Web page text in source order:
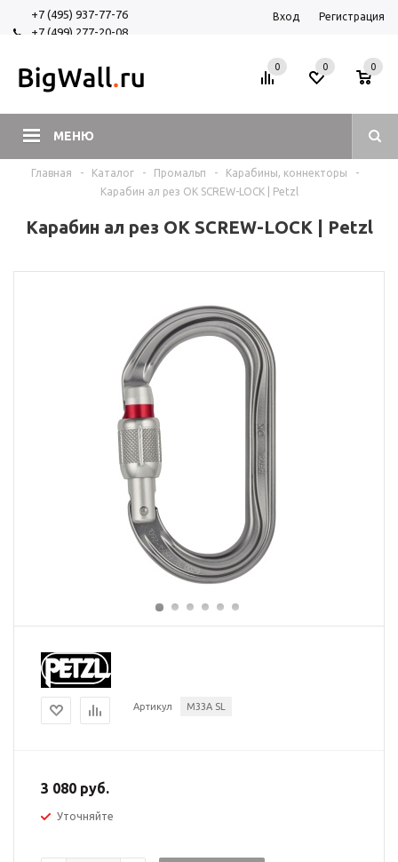
+7 (495) 937-77-76
+7 (499) 277-20-08
Вход Регистрация
МЕНЮ
0 0
0
Главная - Каталог - Промальп - Карабины, коннекторы
-
Карабин ал рез OK SCREW-LOCK | Petzl
Карабин ал рез OK SCREW-LOCK | Petzl
Артикул M33A SL
3 080 руб.
Уточняйте